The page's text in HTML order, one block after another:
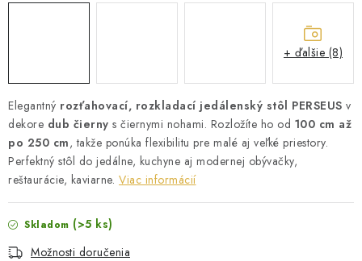
FAQ - NAJČASTEJŠIE OTÁZKY
Všeobecné obchodné podmienky
Reklamácia vrátenie tovaru
Kontakty
Elegantný rozťahovací, rozkladací jedálenský stôl PERSEUS v
dekore dub čierny s čiernymi nohami. Rozložíte ho od 100 cm až
po 250 cm, takže ponúka flexibilitu pre malé aj veľké priestory.
Perfektný stôl do jedálne, kuchyne aj modernej obývačky,
reštaurácie, kaviarne. Viac informácií
Skladom (>5 ks)
Možnosti doručenia
+ ďalšie (8)